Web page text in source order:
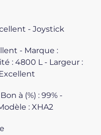
- Joystick
- Marque :
: 4800 L - Largeur :
à (%) : 99% -
: XHA2